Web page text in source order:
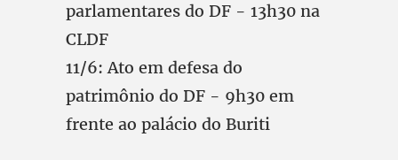
parlamentares do DF - 13h30 na
CLDF
11/6: Ato em defesa do
patrimônio do DF - 9h30 em
frente ao palácio do Buriti